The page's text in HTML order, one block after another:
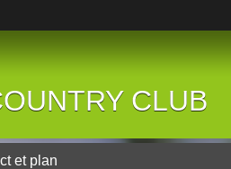
CLUB
et plan